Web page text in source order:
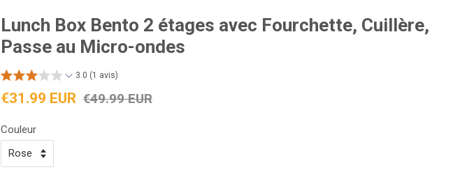
Lunch Box Bento 2 étages avec Fourchette, Cuillère,
Passe au Micro-ondes
3.0 (1 avis)
Prix
€31.99 EUR Prix
€49.99 EUR
Couleur